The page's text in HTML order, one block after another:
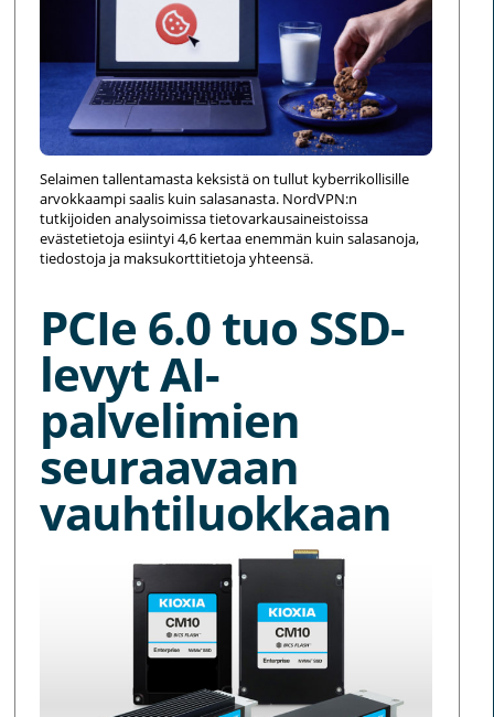
Selaimen tallentamasta keksistä on tullut kyberrikollisille
arvokkaampi saalis kuin salasanasta. NordVPN:n
tutkijoiden analysoimissa tietovarkausaineistoissa
evästetietoja esiintyi 4,6 kertaa enemmän kuin salasanoja,
tiedostoja ja maksukorttitietoja yhteensä.
PCIe 6.0 tuo SSD-
levyt AI-
palvelimien
seuraavaan
vauhtiluokkaan